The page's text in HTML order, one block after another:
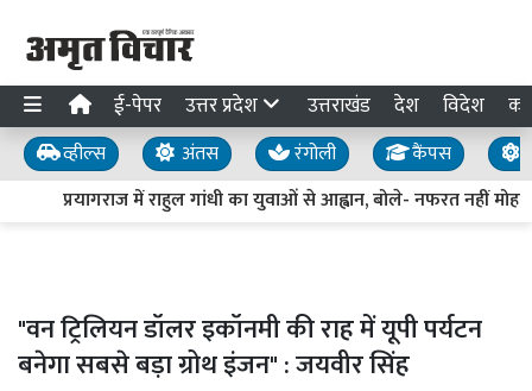
ई-पेपर उत्तर प्रदेश उत्तराखंड देश विदेश
व्हील्स अंतस रंगोली कैंपस
प्रयागराज में राहुल गांधी का युवाओं से आह्वान, बोले- नफरत नहीं
"वन ट्रिलियन डॉलर इकॉनमी की राह में यूपी पर्यटन
बनेगा सबसे बड़ा ग्रोथ इंजन" : जयवीर सिंह